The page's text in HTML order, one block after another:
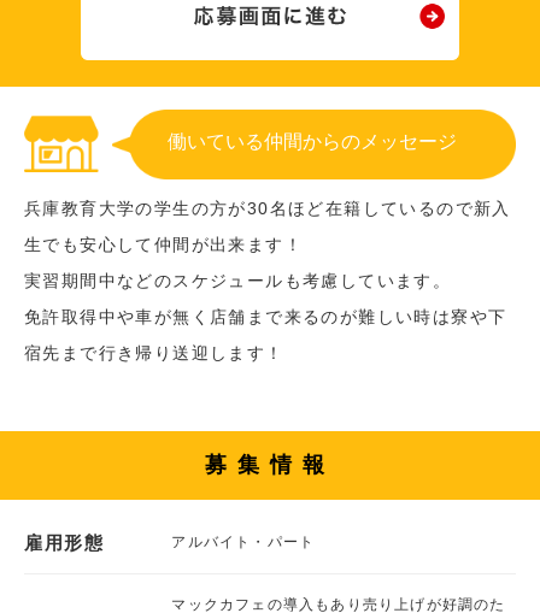
働いている仲間からのメッセージ
兵庫教育大学の学生の方が30名ほど在籍しているので新入
生でも安心して仲間が出来ます！
実習期間中などのスケジュールも考慮しています。
免許取得中や車が無く店舗まで来るのが難しい時は寮や下
宿先まで行き帰り送迎します！
募集情報
雇用形態 アルバイト・パート
マックカフェの導入もあり売り上げが好調のた